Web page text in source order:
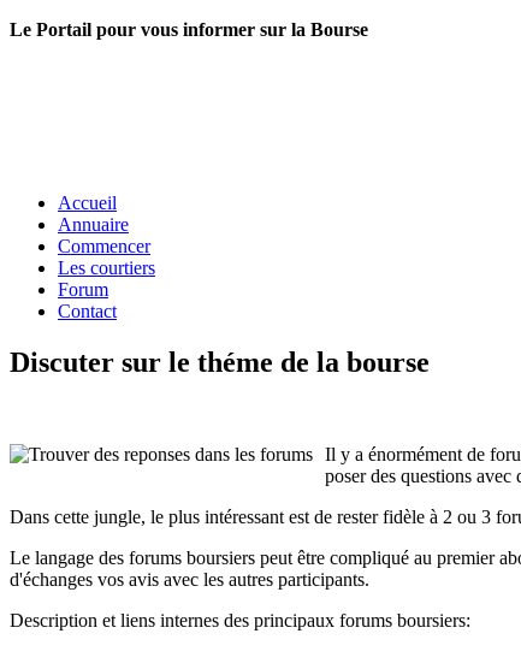
Le Portail pour vous informer sur la Bourse
Accueil
Annuaire
Commencer
Les courtiers
Forum
Contact
Discuter sur le théme de la bourse
Il y a énormément de
poser des questions avec
Dans cette jungle, le plus intéressant est de rester fidèle à 2 ou 3
Le langage des forums boursiers peut être compliqué au premier
d'échanges vos avis avec les autres participants.
Description et liens internes des principaux forums boursiers: